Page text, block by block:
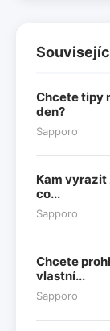
Chcete tipy
den?
Sapporo
Kam vyrazit
co...
Sapporo
Chcete
vlastní...
Sapporo